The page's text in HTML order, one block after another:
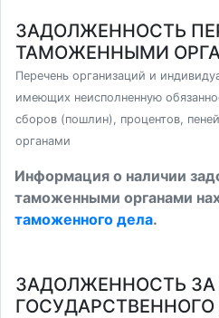
ЗАДОЛЖЕННОСТЬ
ТАМОЖЕННЫМИ
Перечень организаций и
имеющих неисполненную
сборов (пошлин), процентов,
органами
Информация о наличии
таможенными органами
таможенного дела.
ЗАДОЛЖЕННОСТЬ ЗА